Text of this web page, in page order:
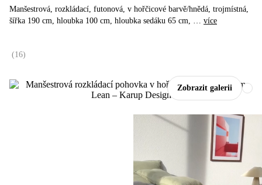
Zobrazit galerii
Manšestrová, rozkládací, futonová, v hořčicové barvě/hnědá, trojmístná,
šířka 190 cm, hloubka 100 cm, hloubka sedáku 65 cm, … více
(16)